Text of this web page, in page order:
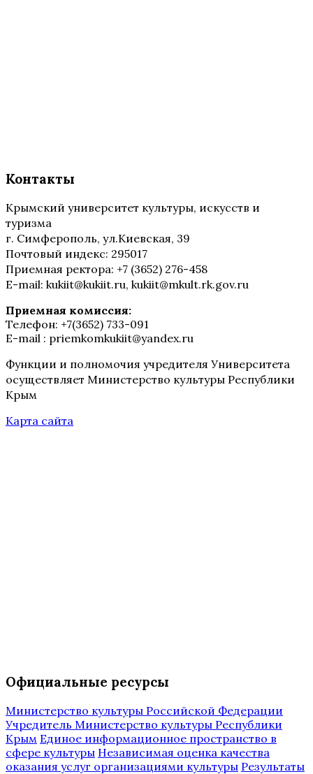
Контакты
Крымский университет культуры, искусств и
туризма
г. Симферополь, ул.Киевская, 39
Почтовый индекс: 295017
Приемная ректора: +7 (3652) 276-458
E-mail: kukiit@kukiit.ru, kukiit@mkult.rk.gov.ru
Приемная комиссия:
Телефон: +7(3652) 733-091
E-mail : priemkomkukiit@yandex.ru
Функции и полномочия учредителя Университета
осуществляет Министерство культуры Республики
Крым
Карта сайта
Официальные ресурсы
Министерство культуры Российской Федерации
Учредитель Министерство культуры Республики
Крым Единое информационное пространство в
сфере культуры Независимая оценка качества
оказания услуг организациями культуры Результаты